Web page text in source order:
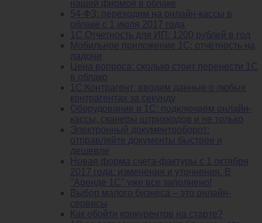
нашей фирмой в облаке
54-ФЗ: переходим на онлайн-кассы в
облаке с 1 июля 2017 года
1С Отчетность для ИП: 1200 рублей в год
Мобильное приложение 1С: отчётность на
ладони
Цена вопроса: сколько стоит перенести 1С
в облако
1С:Контрагент: вводим данные о любых
контрагентах за секунду
Оборудование и 1С: подключаем онлайн-
кассы, сканеры штрихкодов и не только
Электронный документооборот:
отправляйте документы быстрее и
дешевле
Новая форма счета-фактуры с 1 октября
2017 года: изменения и уточнения. В
"Аренде 1С" уже все заполнено!
Выбор малого бизнеса – это онлайн-
сервисы
Как обойти конкурентов на старте?